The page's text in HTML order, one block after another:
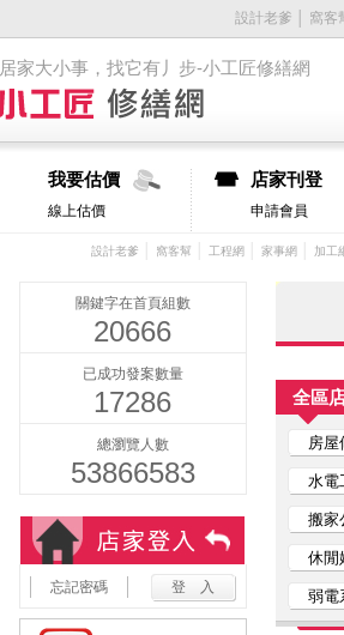
居家大小事，找它有丿步-小工匠修繕網
設計老爹 窩客
我要估價
線上估價
店家刊登
申請會員
設計老爹 窩客幫 工程網 家事網 加工
關鍵字在首頁組數
20666
已成功發案數量
17286
總瀏覽人數
53866583
忘記密碼
全區
房屋
水電
搬家
休閒
弱電